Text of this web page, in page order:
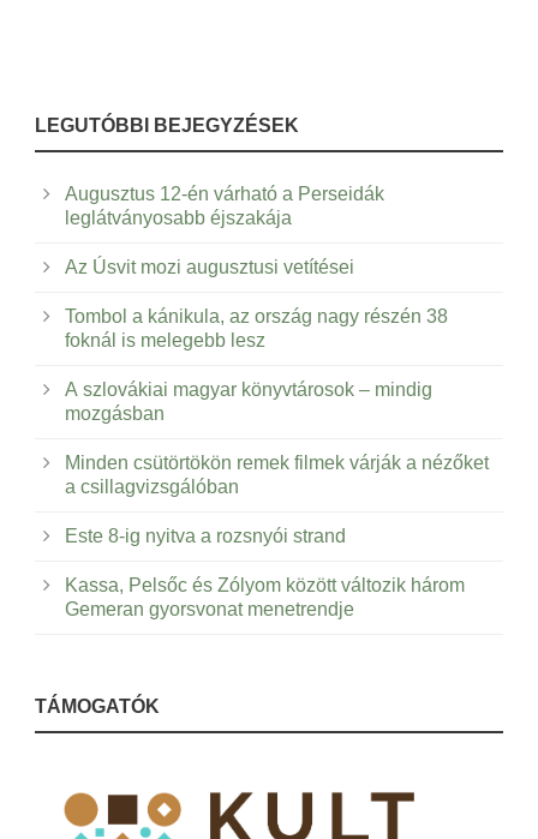
LEGUTÓBBI BEJEGYZÉSEK
Augusztus 12-én várható a Perseidák
leglátványosabb éjszakája
Az Úsvit mozi augusztusi vetítései
Tombol a kánikula, az ország nagy részén 38
foknál is melegebb lesz
A szlovákiai magyar könyvtárosok – mindig
mozgásban
Minden csütörtökön remek filmek várják a nézőket
a csillagvizsgálóban
Este 8-ig nyitva a rozsnyói strand
Kassa, Pelsőc és Zólyom között változik három
Gemeran gyorsvonat menetrendje
TÁMOGATÓK